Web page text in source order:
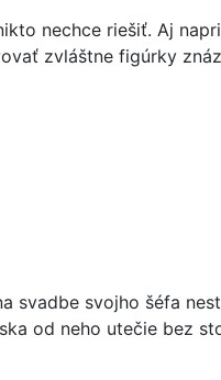
nechce riešiť. Aj
zvláštne figúrky
svadbe svojho šéfa
od neho utečie bez